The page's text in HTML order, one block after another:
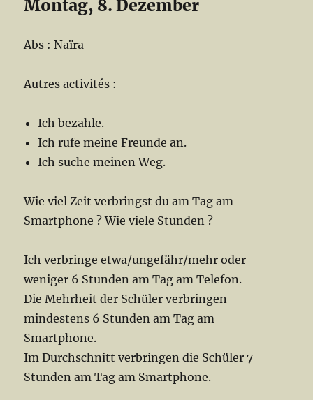
Montag, 8. Dezember
Abs : Naïra
Autres activités :
Ich bezahle.
Ich rufe meine Freunde an.
Ich suche meinen Weg.
Wie viel Zeit verbringst du am Tag am
Smartphone ? Wie viele Stunden ?
Ich verbringe etwa/ungefähr/mehr oder
weniger 6 Stunden am Tag am Telefon.
Die Mehrheit der Schüler verbringen
mindestens 6 Stunden am Tag am
Smartphone.
Im Durchschnitt verbringen die Schüler 7
Stunden am Tag am Smartphone.